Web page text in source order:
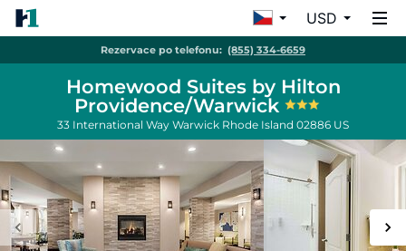
USD
Rezervace po telefonu: (855) 334-6659
Homewood Suites by Hilton
Providence/Warwick
33 International Way Warwick Rhode Island 02886 US